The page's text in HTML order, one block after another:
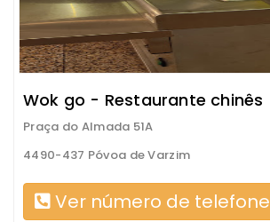
Wok go - Restaurante chinês
Praça do Almada 51A
4490-437 Póvoa de Varzim
Ver número de telefone